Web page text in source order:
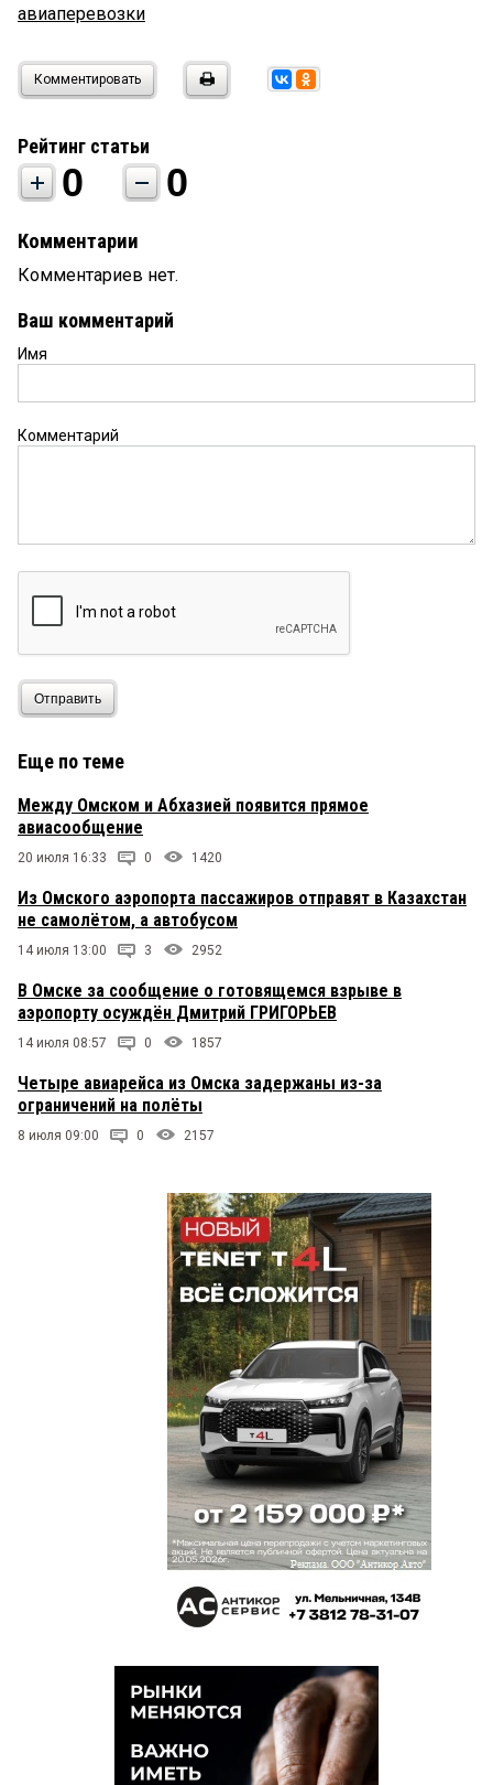
авиаперевозки
Комментировать
Рейтинг статьи
0 0
Комментарии
Комментариев нет.
Ваш комментарий
Имя
Комментарий
Отправить
Еще по теме
Между Омском и Абхазией появится прямое
авиасообщение
20 июля 16:33 0 1420
Из Омского аэропорта пассажиров отправят в Казахстан
не самолётом, а автобусом
14 июля 13:00 3 2952
В Омске за сообщение о готовящемся взрыве в
аэропорту осуждён Дмитрий ГРИГОРЬЕВ
14 июля 08:57 0 1857
Четыре авиарейса из Омска задержаны из-за
ограничений на полёты
8 июля 09:00 0 2157